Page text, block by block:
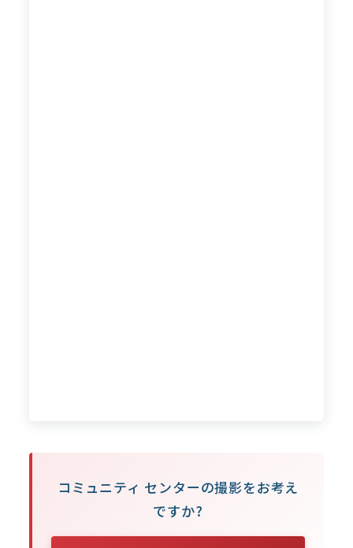
コミュニティ センターの撮影をお考え
ですか?